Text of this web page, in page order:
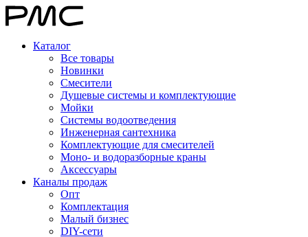
Каталог
Все товары
Новинки
Смесители
Душевые системы и комплектующие
Мойки
Системы водоотведения
Инженерная сантехника
Комплектующие для смесителей
Моно- и водоразборные краны
Аксессуары
Каналы продаж
Опт
Комплектация
Малый бизнес
DIY-сети